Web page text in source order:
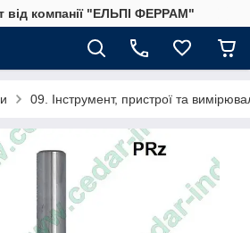
від компанії "ЕЛЬПІ ФЕРРАМ"
09. Інструмент, пристрої та